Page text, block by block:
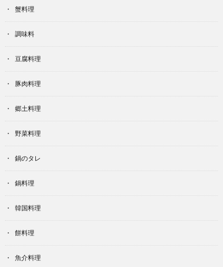
蟹料理
調味料
豆腐料理
豚肉料理
郷土料理
野菜料理
鍋のタレ
鍋料理
韓国料理
餅料理
魚介料理